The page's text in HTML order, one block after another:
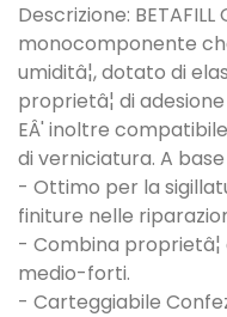
Descrizione: BETAFILL
monocomponente
umiditâ¦, dotato di
proprietâ¦ di
EÂ' inoltre
di verniciatura. A
- Ottimo per la
finiture nelle
- Combina
medio-forti.
- Carteggiabile